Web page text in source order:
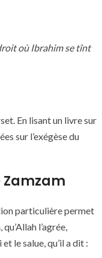
où Ibrahim se tînt
En lisant un livre sur
sur l’exégèse du
Zamzam
particulière permet
l’agrée,
le salue, qu’il a dit :